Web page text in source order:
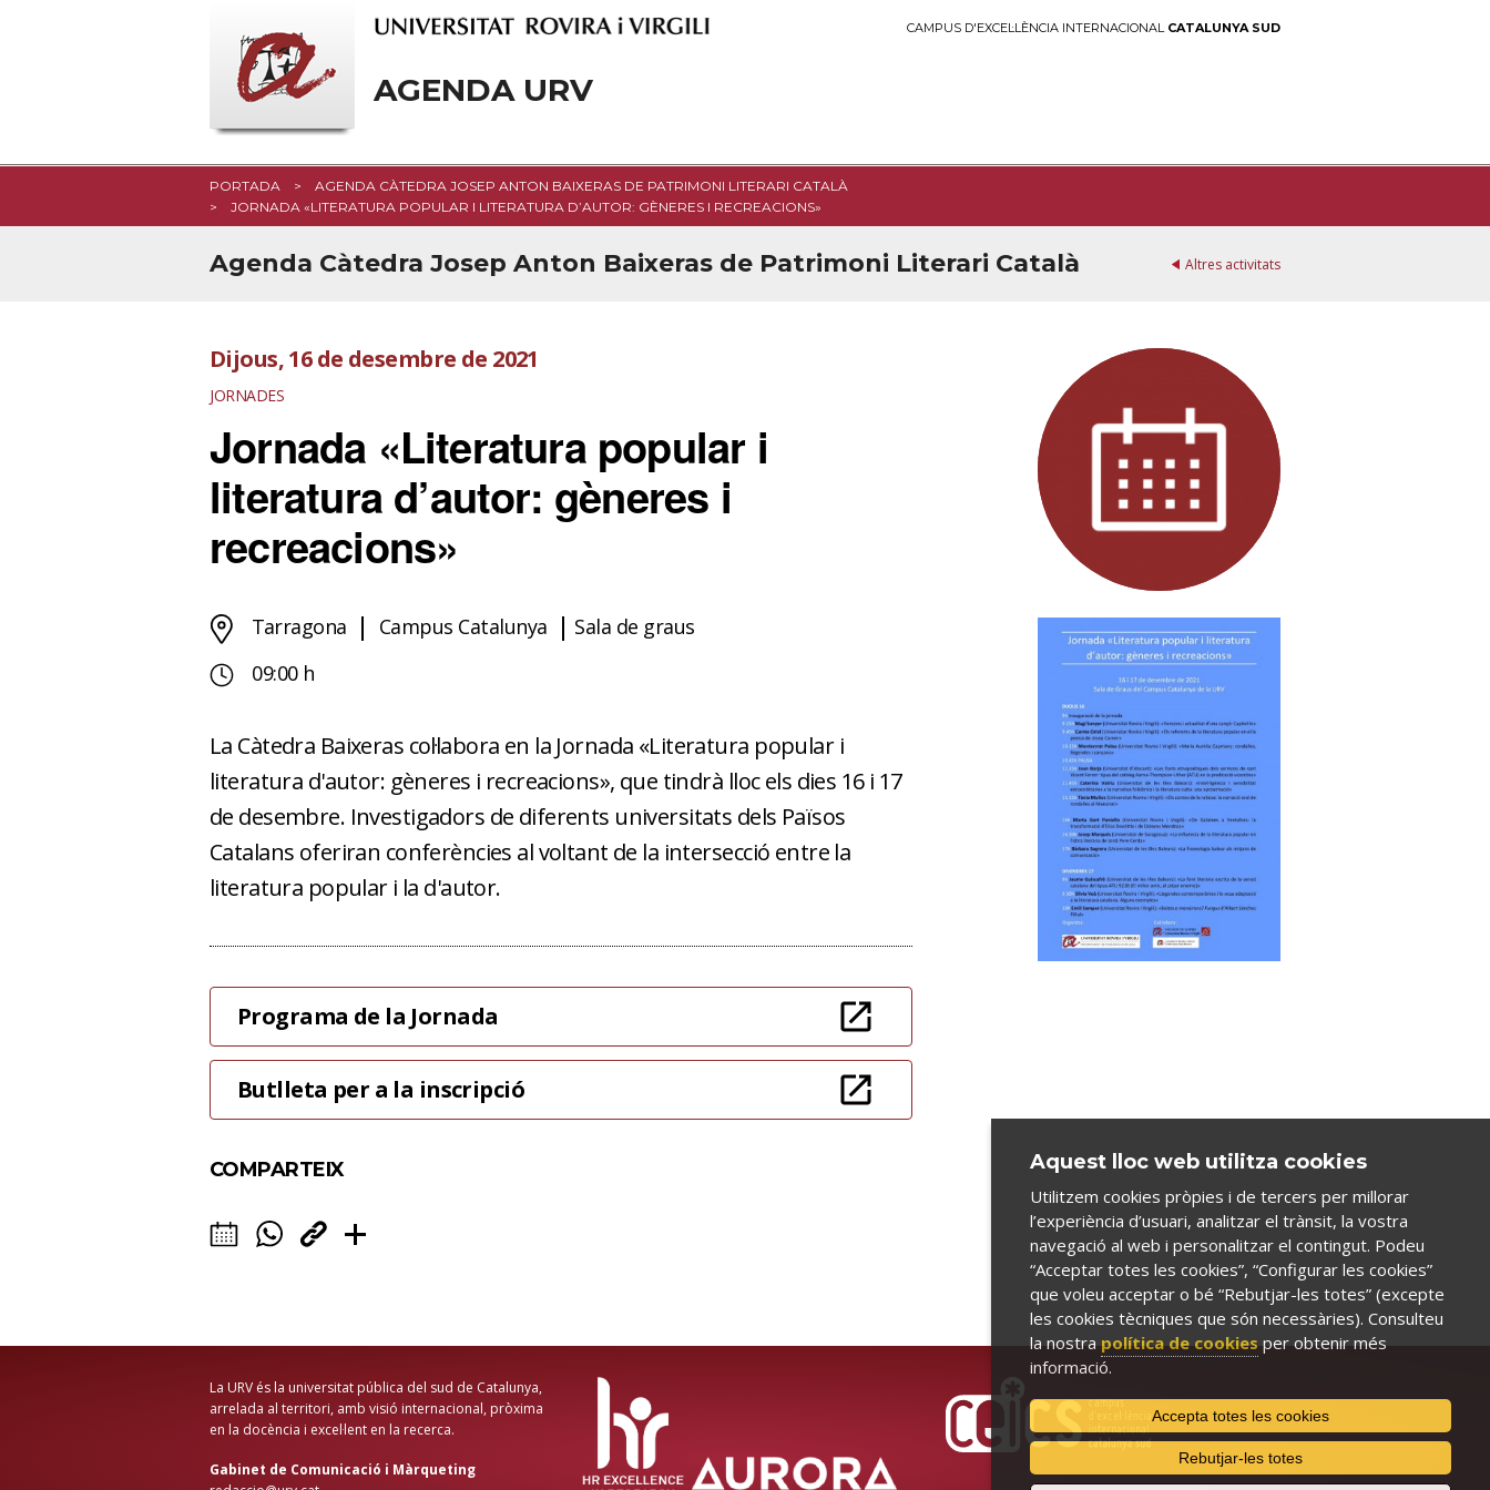
CAMPUS D'EXCEL·LÈNCIA INTERNACIONAL CATALUNYA SUD
AGENDA URV
PORTADA
AGENDA CÀTEDRA JOSEP ANTON BAIXERAS DE PATRIMONI LITERARI CATALÀ
JORNADA «LITERATURA POPULAR I LITERATURA D’AUTOR: GÈNERES I RECREACIONS»
Altres activitats
Agenda Càtedra Josep Anton Baixeras de Patrimoni Literari Català
Dijous, 16 de desembre de 2021
JORNADES
Jornada «Literatura popular i
literatura d’autor: gèneres i
recreacions»
Tarragona Campus Catalunya
Sala de graus
09:00 h
La Càtedra Baixeras col·labora en la Jornada «Literatura popular i
literatura d'autor: gèneres i recreacions», que tindrà lloc els dies 16 i 17
de desembre. Investigadors de diferents universitats dels Països
Catalans oferiran conferències al voltant de la intersecció entre la
literatura popular i la d'autor.
Programa de la Jornada
Butlleta per a la inscripció
COMPARTEIX
La URV és la universitat pública del sud de Catalunya,
arrelada al territori, amb visió internacional, pròxima
en la docència i excel·lent en la recerca.
Gabinet de Comunicació i Màrqueting
Aquest lloc web utilitza cookies
Utilitzem cookies pròpies i de tercers per millorar
l’experiència d’usuari, analitzar el trànsit, la vostra
navegació al web i personalitzar el contingut. Podeu
“Acceptar totes les cookies”, “Configurar les cookies”
que voleu acceptar o bé “Rebutjar-les totes” (excepte
les cookies tècniques que són necessàries). Consulteu
la nostrapolítica de cookiesper obtenir més
informació.
Accepta totes les cookies
Rebutjar-les totes